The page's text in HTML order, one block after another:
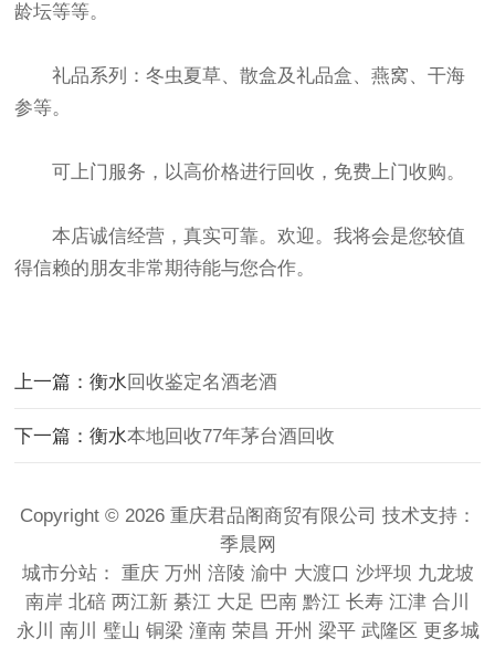
龄坛等等。
礼品系列：冬虫夏草、散盒及礼品盒、燕窝、干海
参等。
可上门服务，以高价格进行回收，免费上门收购。
本店诚信经营，真实可靠。欢迎。我将会是您较值
得信赖的朋友非常期待能与您合作。
上一篇：衡水回收鉴定名酒老酒
下一篇：衡水本地回收77年茅台酒回收
Copyright © 2026 重庆君品阁商贸有限公司 技术支持：
季晨网
城市分站： 重庆 万州 涪陵 渝中 大渡口 沙坪坝 九龙坡
南岸 北碚 两江新 綦江 大足 巴南 黔江 长寿 江津 合川
永川
南川 璧山 铜梁 潼南 荣昌 开州 梁平 武隆区 更多城